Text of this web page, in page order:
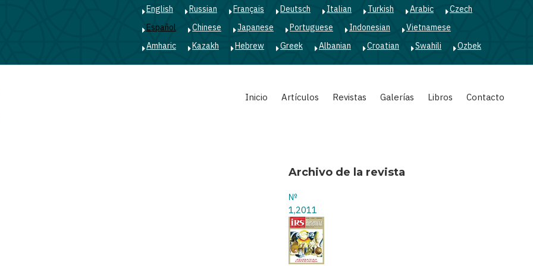
English Russian Français Deutsch Italian Turkish Arabic
Czech
Español
Chinese Japanese Portuguese Indonesian
Vietnamese
Amharic
Kazakh Hebrew Greek Albanian Croatian Swahili Ozbek
Inicio Artículos Revistas Galerías Libros Contacto
Archivo de la revista
№
1,2011